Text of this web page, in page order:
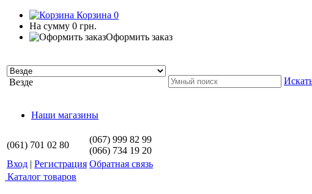
Корзина 0
На сумму 0 грн.
Оформить заказ
Везде
Наши магазины
(061) 701 02 80
(067) 999 82 99
(066) 734 19 20
Вход | Регистрация Обратная связь
Каталог товаров